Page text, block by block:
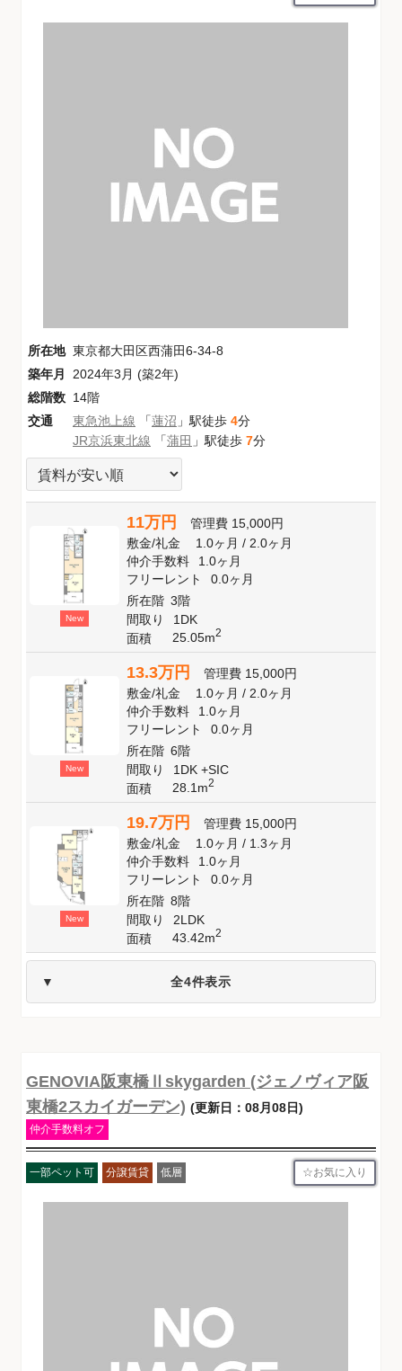
所在地 東京都大田区西蒲田6-34-8
築年月
2024年3月 (築2年)
総階数 14階
交通
東急池上線 「蓮沼 」駅徒歩 4分
JR京浜東北線 「蒲田 」駅徒歩 7分
New
11万円 管理費 15,000円
敷金/礼金 1.0ヶ月/ 2.0ヶ月
仲介手数料
1.0ヶ月
フリーレント
0.0ヶ月
所在階 3階
間取り
1DK
面積
25.05m2
New
13.3万円 管理費 15,000円
敷金/礼金 1.0ヶ月/ 2.0ヶ月
仲介手数料
1.0ヶ月
フリーレント
0.0ヶ月
所在階 6階
間取り
1DK +SIC
面積
28.1m2
New
19.7万円 管理費 15,000円
敷金/礼金 1.0ヶ月/ 1.3ヶ月
仲介手数料
1.0ヶ月
フリーレント
0.0ヶ月
所在階 8階
間取り
2LDK
面積
43.42m2
全4件表示
GENOVIA阪東橋Ⅱskygarden (ジェノヴィア阪
東橋2スカイガーデン) (更新日：08月08日)
仲介手数料オフ
一部ペット可 分譲賃貸 低層 お気に入り